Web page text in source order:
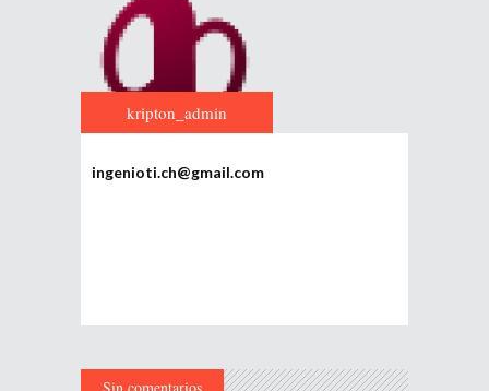
kripton_admin
ingenioti.ch@gmail.com